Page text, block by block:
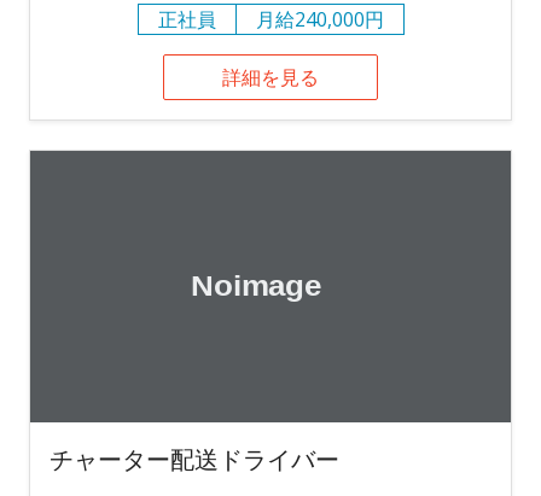
正社員
月給240,000円
詳細を見る
チャーター配送ドライバー